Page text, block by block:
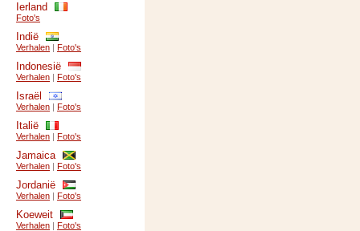
Ierland
Foto's
Indië
Verhalen | Foto's
Indonesië
Verhalen | Foto's
Israël
Verhalen | Foto's
Italië
Verhalen | Foto's
Jamaica
Verhalen | Foto's
Jordanië
Verhalen | Foto's
Koeweit
Verhalen | Foto's